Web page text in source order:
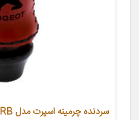
سردنده چرمینه اسپرت مدل 60HG2-BRB